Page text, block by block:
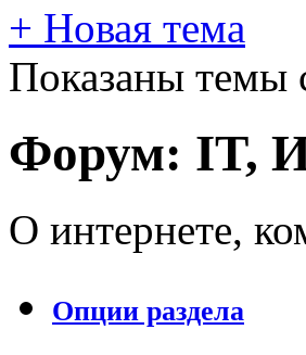
+ Новая тема
Показаны темы
Форум: IT,
О интернете,
Опции раздела